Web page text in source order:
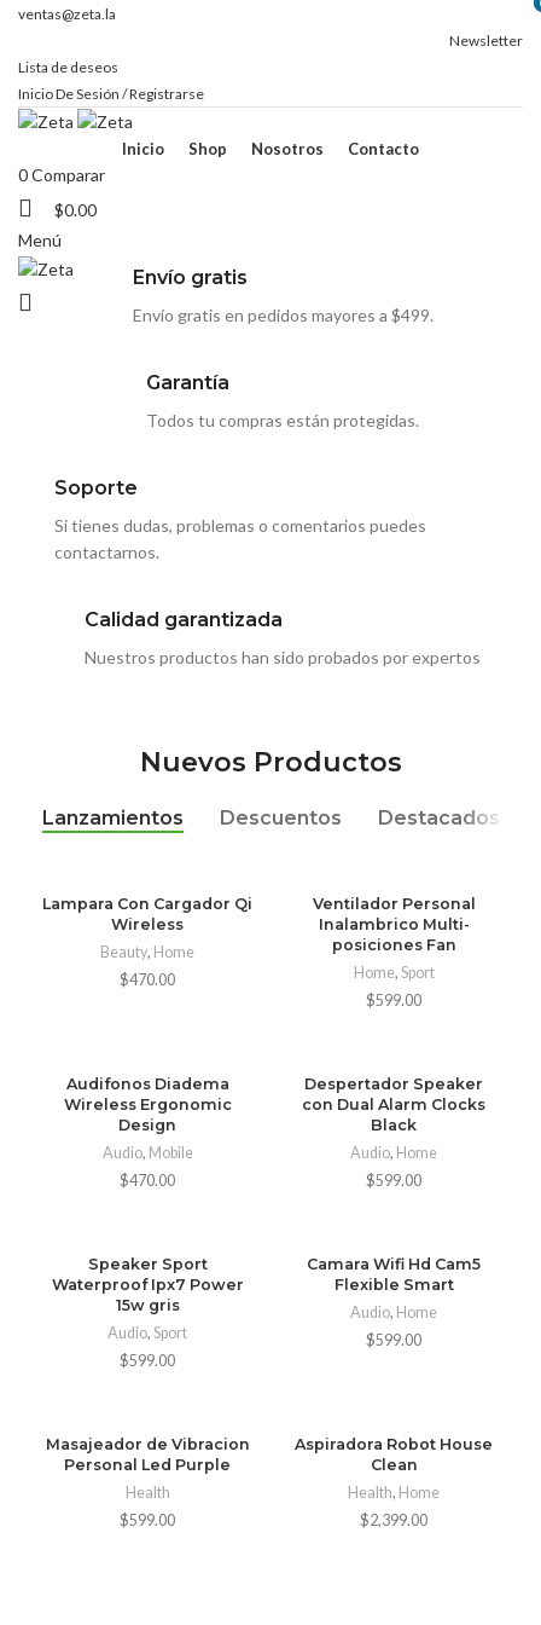
ventas@zeta.la
Newsletter
Lista de deseos
Inicio De Sesión / Registrarse
Inicio Shop Nosotros Contacto
0Comparar
$0.00
Menú
Envío gratis
Envío gratis en pedidos mayores a $499.
Garantía
Todos tu compras están protegidas.
Soporte
Si tienes dudas, problemas o comentarios puedes
contactarnos.
Calidad garantizada
Nuestros productos han sido probados por expertos
Nuevos Productos
Lanzamientos Descuentos Destacados
Lampara Con Cargador Qi
Wireless
Beauty, Home
$470.00
Ventilador Personal
Inalambrico Multi-
posiciones Fan
Home, Sport
$599.00
Audifonos Diadema
Wireless Ergonomic
Design
Audio, Mobile
$470.00
Despertador Speaker
con Dual Alarm Clocks
Black
Audio, Home
$599.00
Speaker Sport
Waterproof Ipx7 Power
15w gris
Audio, Sport
$599.00
Camara Wifi Hd Cam5
Flexible Smart
Audio, Home
$599.00
Masajeador de Vibracion
Personal Led Purple
Health
$599.00
Aspiradora Robot House
Clean
Health, Home
$2,399.00
Envío gratis en pedidos mayores a $499 en todo el país